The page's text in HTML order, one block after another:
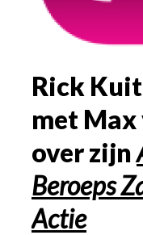
Rick
met Max
over zijn
Beroeps
Actie